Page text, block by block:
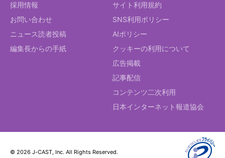
採用情報
お問い合わせ
ニュース読者投稿
編集長からの手紙
サイト利用規約
SNS利用ポリシー
AIポリシー
クッキーの利用について
広告掲載
記事配信
コンテンツ二次利用
日本インターネット報道協会
© 2026 J-CAST, Inc. All Rights Reserved.